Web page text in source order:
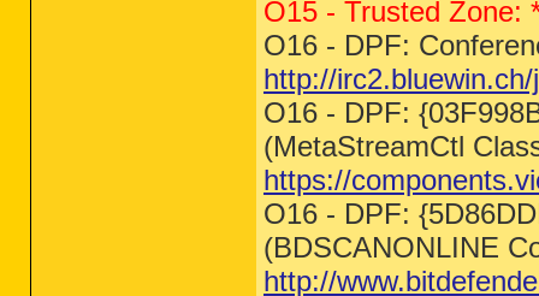
O15 - Trusted Zone:
O16 - DPF:
http://
O16 - DPF:
(MetaStreamCtl
https://
O16 - DPF:
(BDSCANONLINE
http://